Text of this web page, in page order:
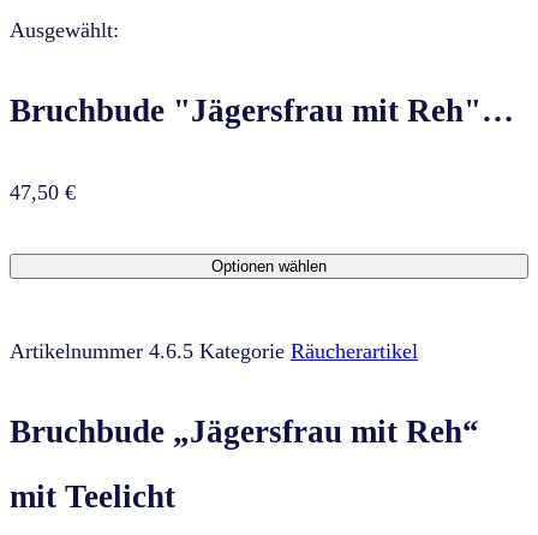
Ausgewählt:
Bruchbude "Jägersfrau mit Reh"…
47,50 €
Optionen wählen
Artikelnummer 4.6.5 Kategorie Räucherartikel
Bruchbude „Jägersfrau mit Reh“
mit Teelicht